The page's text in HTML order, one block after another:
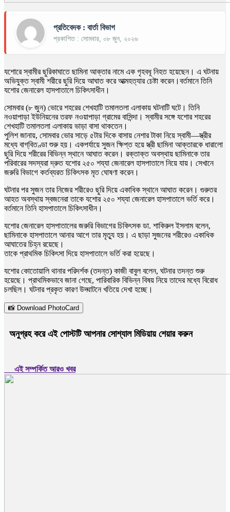
প্রতিবেদক : বার্তা বিভাগ
প্রকাশিত : সোমবার, ০৮ জুন, ২০২৬
যশোরে স্বামীর ছুরিকাঘাতে ছামিনা আক্তার নামে এক গৃহবধূ নিহত হয়েছেন। এ ঘটনায়
অভিযুক্ত স্বামী শরীরে ছুরি দিয়ে আঘাত করে আত্মহত্যার চেষ্টা করেন।বর্তমানে তিনি
যশোর জেনারেল হাসপাতালে চিকিৎসাধীন।
সোমবার (৮ জুন) ভোরে শহরের শেখহাটি তমালতলা এলাকায় ঘটনাটি ঘটে। তিনি
নওয়াপাড়া ইউনিয়নের তরফ নওয়াপাড়া গ্রামের বাসিন্দা। স্বামীর সঙ্গে যশোর শহরের
শেখহাটি তমালতলা এলাকায় ভাড়া বাসা থাকতেন।
পুলিশ জানায়, সোমবার ভোর সাড়ে ৫টার দিকে বাসায় নেশার টাকা নিয়ে স্বামী—স্ত্রীর
মধ্যে বাগ্‌বিতণ্ডা শুরু হয়। একপর্যায়ে সুজন ক্ষিপ্ত হয়ে স্ত্রী ছামিনা আক্তারকে ধারালো
ছুরি দিয়ে শরীরের বিভিন্ন স্থানে আঘাত করেন। রক্তাক্ত অবস্থায় ছামিনাকে তার
পরিবারের সদস্যরা দ্রুত যশোর ২৫০ শয্যা জেনারেল হাসপাতালে নিয়ে যায়। সেখানে
জরুরি বিভাগে কর্তব্যরত চিকিৎসক মৃত ঘোষণা করেন।
ঘটনার পর সুজন তার নিজের শরীরেও ছুরি দিয়ে একাধিক স্থানে আঘাত করেন। গুরুতর
আহত অবস্থায় স্বজনেরা তাকে যশোর ২৫০ শয্যা জেনারেল হাসপাতালে ভর্তি করে।
বর্তমানে তিনি হাসপাতালে চিকিৎসাধীন।
যশোর জেনারেল হাসপাতালের জরুরি বিভাগের চিকিৎসক ডা. শাকিরুল ইসলাম বলেন,
ছামিনাকে হাসপাতালে আনার আগে তার মৃত্যু হয়। এ ছাড়া সুজনের শরীরেও একাধিক
আঘাতের চিহ্ন রয়েছে।
তাকে প্রাথমিক চিকিৎসা দিয়ে হাসপাতালে ভর্তি করা হয়েছে।
যশোর কোতোয়ালি থানার পরিদর্শক (তদন্ত) কাজী বাবুল বলেন, ঘটনার তদন্ত শুরু
হয়েছে। প্রাথমিকভাবে জানা গেছে, পারিবারিক বিভিন্ন বিষয় নিয়ে তাদের মধ্যে বিরোধ
চলছিল। ঘটনার প্রকৃত কারণ উদ্ঘাটনে খতিয়ে দেখা হচ্ছে।
📸 Download PhotoCard
অনুগ্রহ করে এই পোস্টটি আপনার সোশ্যাল মিডিয়ায় শেয়ার করুন
এই সম্পর্কিত আরও খবর